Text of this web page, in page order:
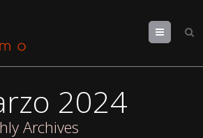
Menu
2024
Archives